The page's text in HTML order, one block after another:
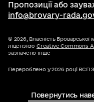
Пропозиції або
info@brovary-
© 2026, Власність Броварської
ліцензією Creative Commons
зазначено інше
Перероблено у 2026 році ВСП
Повернутись